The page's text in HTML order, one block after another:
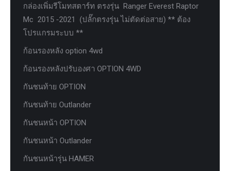
กล่องเพิ่มรีโมทสตาร์ท ตรงรุ่น Ranger Everest Raptor
Mc 2015 -2021 (ปลั๊กตรงรุ่น ไม่ตัดต่อสาย) ** ต้อง
โปรแกรมระบบ **
ก้อนรองหลัง option 4wd
ก้อนรองหลังปรับองศา OPTION 4WD
กันชนท้าย OPTION
กันชนท้าย Outlander
กันชนหน้า OPTION
กันชนหน้า Outlander
กันชนหน้ารุ่น HAMER